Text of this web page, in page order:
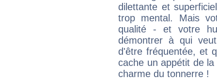
dilettante et
trop mental. Mais
qualité - et votre
démontrer à qui
d'être fréquentée, et
cache un appétit de
charme du tonnerre !